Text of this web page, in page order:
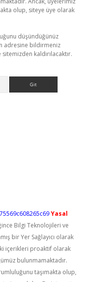
olup, siteye üye olarak
düşündüğünüz
adresine bildirmeniz
kaldırılacaktır.
Yasal
Bilgi Teknolojileri ve
bir Yer Sağlayıcı olarak
içerikleri proaktif olarak
bulunmamaktadır.
taşımakta olup,